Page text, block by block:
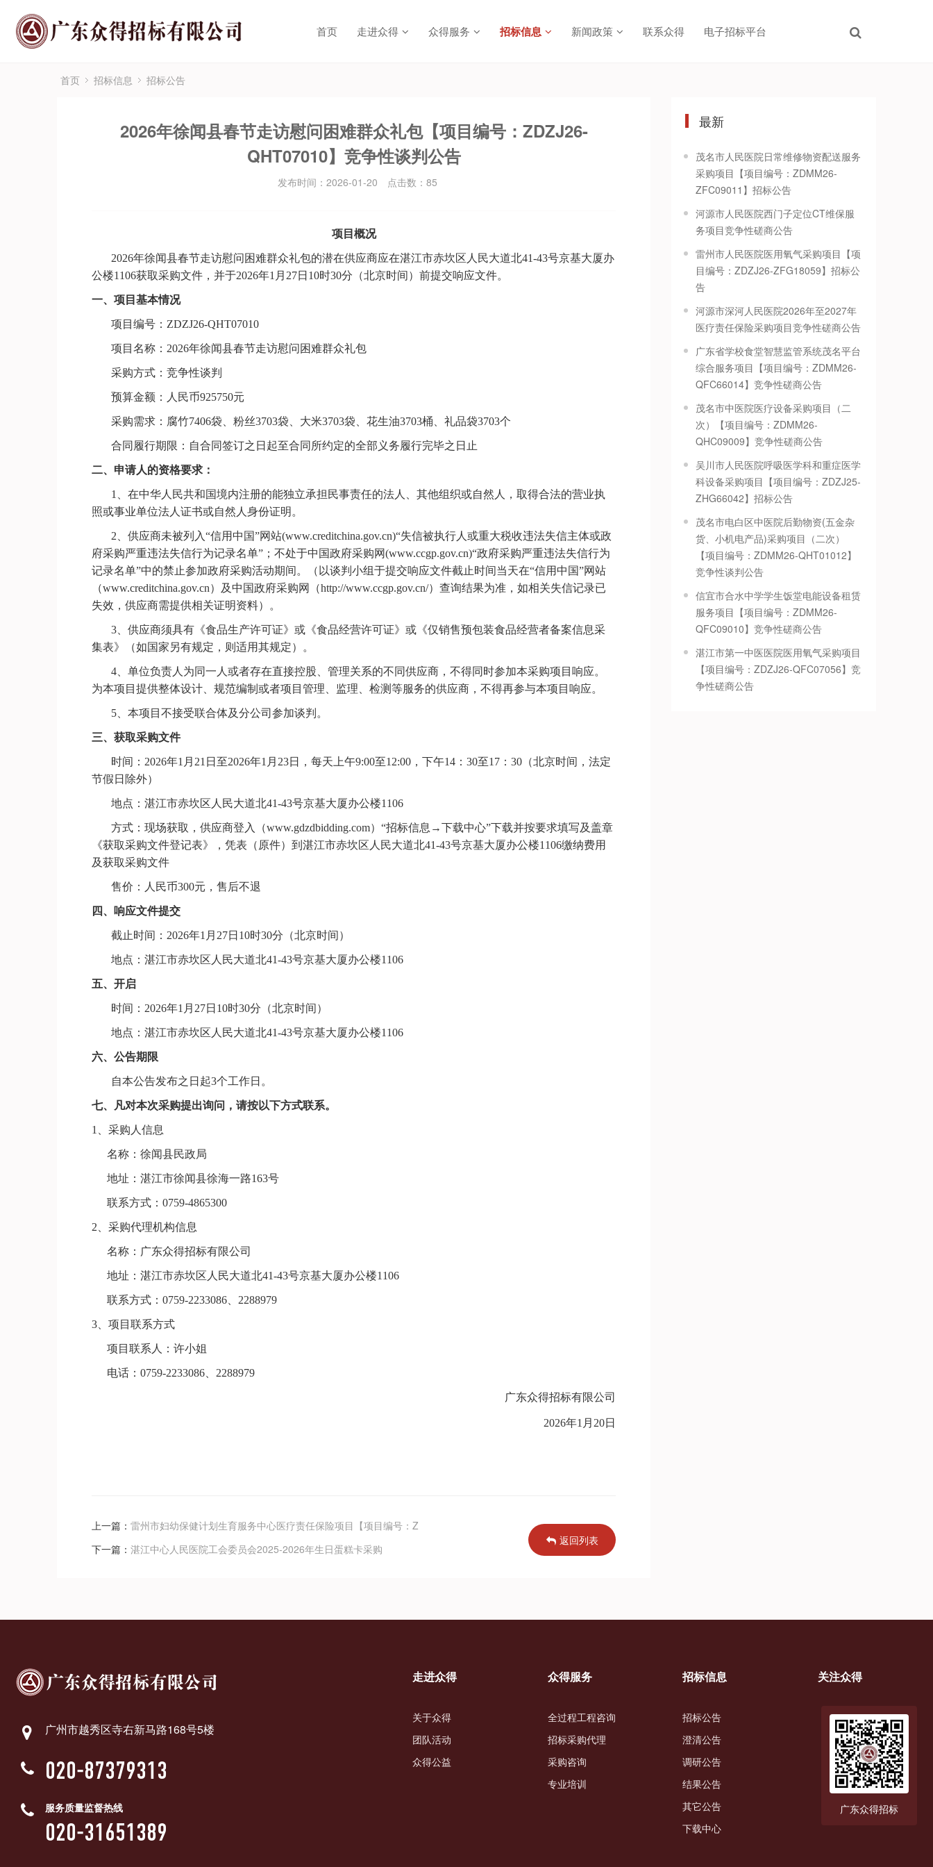
首页 走进众得 众得服务 招标信息 新闻政策 联系众得 电子招标平台
首页 招标信息 招标公告
2026年徐闻县春节走访慰问困难群众礼包【项目编号：ZDZJ26-
QHT07010】竞争性谈判公告
发布时间：2026-01-20 点击数： 85
项目概况
2026年徐闻县春节走访慰问困难群众礼包的潜在供应商应在湛江市赤坎区人民大道北41-43号京基大厦办
公楼1106获取采购文件，并于2026年1 月 27日 10时30分 （北京时间）前提交响应文件。
一、项目基本情况
项目编号： ZDZJ26-QHT07010
项目名称： 2026年徐闻县春节走访慰问困难群众礼包
采购方式：竞争性谈判
预算金额： 人民币925750元
采购需求 ：腐竹7406袋、粉丝3703袋、大米3703袋、花生油3703桶、礼品袋3703个
合同履行期限： 自合同签订之日起至合同所约定的全部义务履行完毕之日止
二、申请人的资格要求：
1、在中华人民共和国境内注册的能独立承担民事责任的法人、其他组织或自然人，取得合法的营业执
照或事业单位法人证书或自然人身份证明。
2 供应商未被列入“信用中国”网站(www.creditchina.gov.cn)“失信被执行人或重大税收违法失信主体或政
府采购严重违法失信行为记录名单”；不处于中国政府采购网(www.ccgp.gov.cn)“政府采购严重违法失信行为
记录名单”中的禁止参加政府采购活动期间。（以谈判小组于提交响应文件截止时间当天在“信用中国”网站
（www.creditchina.gov.cn）及中国政府采购网（http://www.ccgp.gov.cn/）查询结果为准，如相关失信记录已
失效，供应商需提供相关证明资料）
。
3、供应商须具有《食品生产许可证》或《食品经营许可证》 或《仅销售预包装食品经营者备案信息采
集表》
（如国家另有规定，则适用其规定）。
4、单位负责人为同一人或者存在直接控股、管理关系的不同供应商，不得同时参加本采购项目响应。
为本项目提供整体设计、规范编制或者项目管理、监理、检测等服务的供应商，不得再参与本项目响应。
5 、本项目不接受联合体及分公司参加谈判。
三、获取采购文件
时间： 2026年1 月 21 日至2026年1 月 23日 ，每天上午9:00至12:00 ，下午14 ： 30至17 ： 30 （北京时间，法定
节假日除外）
地点： 湛江市赤坎区人民大道北41-43号京基大厦办公楼1106
方式： 现场获取 ，供应商登 入 （www.gdzdbidding.com） “招标信息 →下载中心”下载并按要求填写及盖章
《获取采购文件登记表》， 凭表（原件）到 湛江市赤坎区人民大道北41-43号京基大厦办公楼1106缴纳费用
及获取采购文件
售价：人民币300元，售后不退
四、响应文件提交
截止时间： 2026年1 月 27日 10时30分 （北京时间）
地点： 湛江市赤坎区人民大道北41-43号京基大厦办公楼1106
五、开启
时间： 2026年1 月 27日 10时30分 （北京时间）
地点： 湛江市赤坎区人民大道北41-43号京基大厦办公楼1106
六、公告期限
自本公告发布之日起3个工作日 。
七、凡对本次采购提出询问，请按以下方式联系。
1、采购人信息
名称 ： 徐闻县民政局
地址： 湛江市徐闻县徐海一路163号
联系方式： 0759-4865300
2、采购代理机构信息
名称：广东众得招标有限公司
地址： 湛江市赤坎区人民大道北41-43号京基大厦办公楼1106
联系方式： 0759-2233086、 2288979
3、 项目联系方式
项目联系人： 许小姐
电话： 0759-2233086、 2288979
广东众得招标有限公司
2026年1 月 20日
上一篇： 雷州市妇幼保健计划生育服务中心医疗责任保险项目【项目编号：Z
下一篇： 湛江中心人民医院工会委员会2025-2026年生日蛋糕卡采购
返回列表
最新
茂名市人民医院日常维修物资配送服务
采购项目【项目编号：ZDMM26-
ZFC09011】招标公告
河源市人民医院西门子定位CT维保服
务项目竞争性磋商公告
雷州市人民医院医用氧气采购项目【项
目编号：ZDZJ26-ZFG18059】招标公
告
河源市深河人民医院2026年至2027年
医疗责任保险采购项目竞争性磋商公告
广东省学校食堂智慧监管系统茂名平台
综合服务项目【项目编号：ZDMM26-
QFC66014】竞争性磋商公告
茂名市中医院医疗设备采购项目（二
次）【项目编号：ZDMM26-
QHC09009】竞争性磋商公告
吴川市人民医院呼吸医学科和重症医学
科设备采购项目【项目编号：ZDZJ25-
ZHG66042】招标公告
茂名市电白区中医院后勤物资(五金杂
货、小机电产品)采购项目（二次）
【项目编号：ZDMM26-QHT01012】
竞争性谈判公告
信宜市合水中学学生饭堂电能设备租赁
服务项目【项目编号：ZDMM26-
QFC09010】竞争性磋商公告
湛江市第一中医医院医用氧气采购项目
【项目编号：ZDZJ26-QFC07056】竞
争性磋商公告
广州市越秀区寺右新马路168号5楼
020-87379313
服务质量监督热线
020-31651389
走进众得
关于众得
团队活动
众得公益
众得服务
全过程工程咨询
招标采购代理
采购咨询
专业培训
招标信息
招标公告
澄清公告
调研公告
结果公告
其它公告
下载中心
关注众得
广东众得招标